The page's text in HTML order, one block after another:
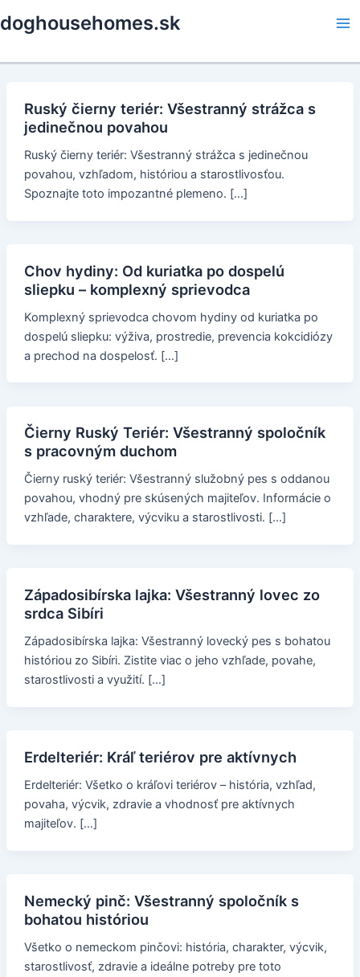
to
doghousehomes.sk
Ruský čierny teriér: Všestranný strážca s
jedinečnou povahou
Ruský čierny teriér: Všestranný strážca s jedinečnou
povahou, vzhľadom, históriou a starostlivosťou.
Spoznajte toto impozantné plemeno. […]
Chov hydiny: Od kuriatka po dospelú
sliepku – komplexný sprievodca
Komplexný sprievodca chovom hydiny od kuriatka po
dospelú sliepku: výživa, prostredie, prevencia kokcidiózy
a prechod na dospelosť. […]
Čierny Ruský Teriér: Všestranný spoločník
s pracovným duchom
Čierny ruský teriér: Všestranný služobný pes s oddanou
povahou, vhodný pre skúsených majiteľov. Informácie o
vzhľade, charaktere, výcviku a starostlivosti. […]
Západosibírska lajka: Všestranný lovec zo
srdca Sibíri
Západosibírska lajka: Všestranný lovecký pes s bohatou
históriou zo Sibíri. Zistite viac o jeho vzhľade, povahe,
starostlivosti a využití. […]
Erdelteriér: Kráľ teriérov pre aktívnych
Erdelteriér: Všetko o kráľovi teriérov – história, vzhľad,
povaha, výcvik, zdravie a vhodnosť pre aktívnych
majiteľov. […]
Nemecký pinč: Všestranný spoločník s
bohatou históriou
Všetko o nemeckom pinčovi: história, charakter, výcvik,
starostlivosť, zdravie a ideálne potreby pre toto